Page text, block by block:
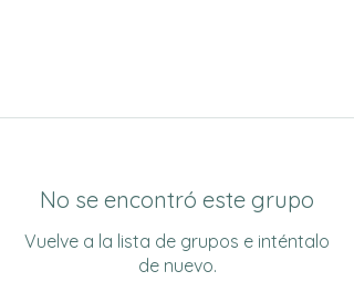
No se encontró este grupo
Vuelve a la lista de grupos e inténtalo
de nuevo.